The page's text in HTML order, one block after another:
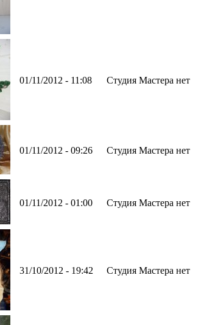
01/11/2012 - 11:08 Студия Мастера нет
01/11/2012 - 09:26 Студия Мастера нет
01/11/2012 - 01:00 Студия Мастера нет
31/10/2012 - 19:42 Студия Мастера нет